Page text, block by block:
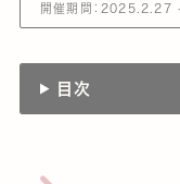
開催期間：
目次